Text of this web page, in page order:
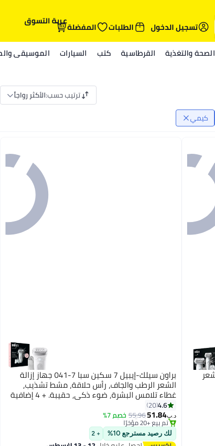
تسجيل الدخول
الطلبات المفضلةعربة التسوق
الصحة والتغذية القرطاسية كتب السيارات الموسيقى
ترتيب حسب:الأكثر رواجاً
كيمي
براون سيلك-إيبيل 7 سكين سبا 7-041 جهاز إزالة
الشعر الرطب والجاف، رأس حلاقة، مشط تشذيب،
غطاء تلامس البشرة، ضوء ذكي، حقيبة. + 4 إضافية
4.6
20
د.ب‏51.84
55.96 خصم 7%
#8 في أجهزة إزالة الشعر
أقل سعر في 7 يوم
تم بيع +20 مؤخرًا
#8 في أجهزة إزالة الشعر
لك رصيد مسترجع 10% + 2